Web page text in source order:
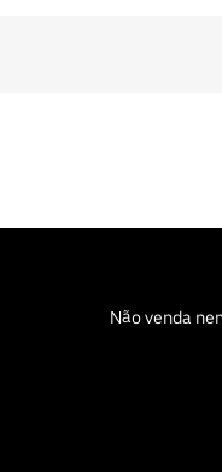
Não venda